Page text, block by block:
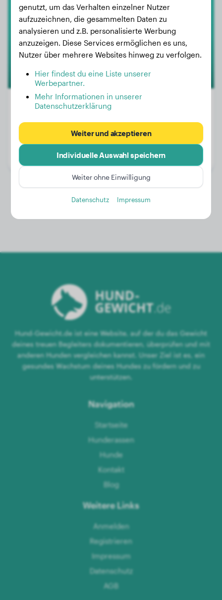
Jarang
Alter:
3 Jahre, 1 Monat
Geschlecht:
Hund-Gewicht.de ist eine Website, auf der du das Gewicht
deines treuen Begleiters dokumentieren, überprüfen und mit
anderen Hunden vergleichen kannst. Unser Ziel ist es, ein
gesundes Wachstum deines Hundes zu fördern und zu
unterstützen.
Navigation
Startseite
Hunderassen
Hunde
Kontakt
Blog
Weitere Links
Anmelden
Registrieren
Impressum
Datenschutz
AGB
genutzt, um das Verhalten einzelner Nutzer
aufzuzeichnen, die gesammelten Daten zu
analysieren und z.B. personalisierte Werbung
anzuzeigen. Diese Services ermöglichen es uns,
Nutzer über mehrere Websites hinweg zu verfolgen.
Hier findest du eine Liste unserer
Werbepartner.
Mehr Informationen in unserer
Datenschutzerklärung
Weiter und akzeptieren
Individuelle Auswahl speichern
Weiter ohne Einwilligung
Datenschutz Impressum